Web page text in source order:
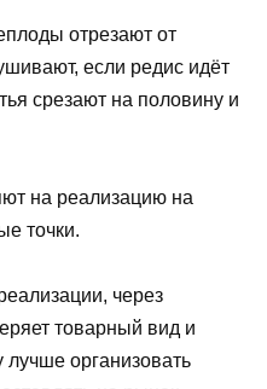
отрезают от
если редис идёт
срезают на половину и
на реализацию на
точки.
через
товарный вид и
лучше организовать